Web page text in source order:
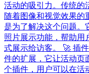
活动的吸引力。传统的
随着图像和视觉效果的
是为了解决这个问题。
照片展示功能，帮助用
式展示给访客。 🚀 插
件的扩展，它让活动页
个插件，用户可以在活